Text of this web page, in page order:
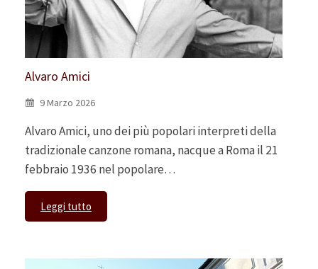
Alvaro Amici
9 Marzo 2026
Alvaro Amici, uno dei più popolari interpreti della
tradizionale canzone romana, nacque a Roma il 21
febbraio 1936 nel popolare…
Leggi tutto